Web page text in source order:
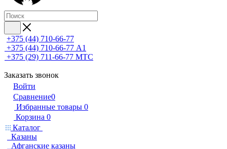
+375 (44) 710-66-77
+375 (44) 710-66-77 А1
+375 (29) 711-66-77 МТС
Заказать звонок
Войти
Сравнение0
Избранные товары 0
Корзина 0
Каталог
Казаны
Афганские казаны